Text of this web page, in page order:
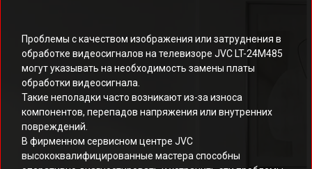
Проблемы с качеством изображения или затруднения в
обработке видеосигналов на телевизоре JVC LT-24M485
могут указывать на необходимость замены платы
обработки видеосигнала.
Такие неполадки часто возникают из-за износа
компонентов, перепадов напряжения или внутренних
повреждений.
В фирменном сервисном центре JVC
высококвалифицированные мастера способны